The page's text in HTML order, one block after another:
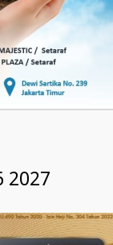
2027